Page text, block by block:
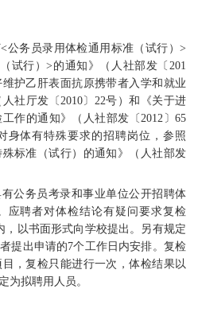
公务员录用体检通用标准（试行）>
试行）>的通知》（人社部发〔201
护乙肝表面抗原携带者入学和就业
社厅发〔2010〕22号）和《关于进
作的通知》（人社部发〔2012〕65
身体有特殊要求的招聘岗位，参照
殊标准（试行）的通知》（人社部发
公务员考录和事业单位公开招聘体
应聘者对体检结论有疑问要求复检
，以书面形式向学校提出。另有规定
提出申请的7个工作日内安排。复检
，复检只能进行一次，体检结果以
为拟聘用人员。